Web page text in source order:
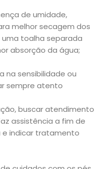
de umidade,
melhor secagem dos
toalha separada
absorção da água;
na sensibilidade ou
sempre atento
buscar atendimento
assistência a fim de
e indicar tratamento